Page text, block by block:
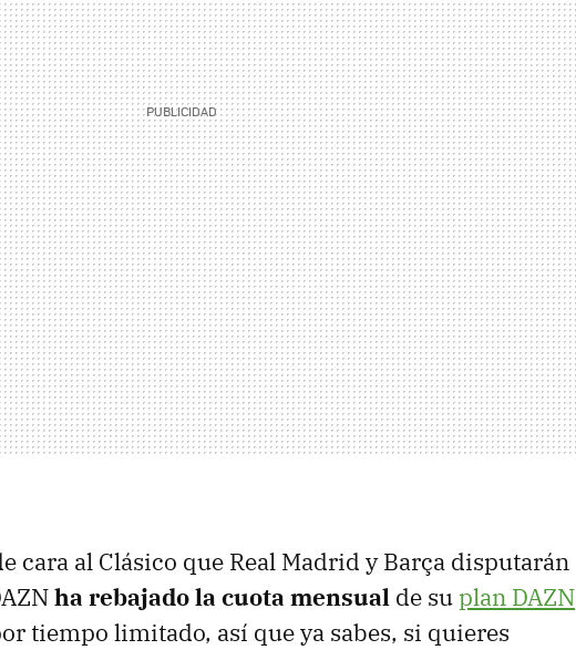
cara al Clásico que Real Madrid y Barça disputarán
ha rebajado la cuota mensual de suplan DAZN
tiempo limitado, así que ya sabes, si quieres